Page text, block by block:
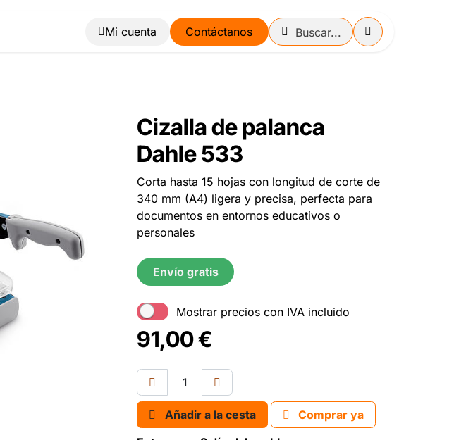
Blog Contáctanos
Cizalla de palanca
Dahle 533
Corta hasta 15 hojas con longitud de corte de
340 mm (A4) ligera y precisa, perfecta para
documentos en entornos educativos o
personales
Envío gratis
Mostrar precios con IVA incluido
91,00€
Añadir a la cesta
Comprar ya